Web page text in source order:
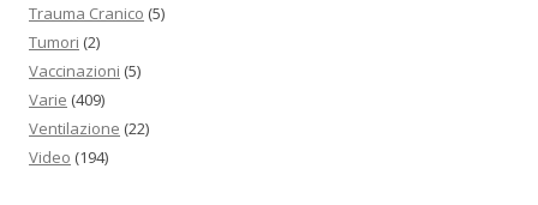
Trauma Cranico (5)
Tumori (2)
Vaccinazioni (5)
Varie (409)
Ventilazione (22)
Video (194)